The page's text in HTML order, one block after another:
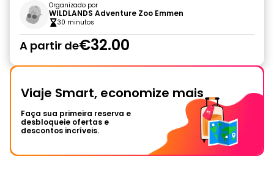
Organizado por
WILDLANDS Adventure Zoo Emmen
30 minutos
A partir de€32.00
Viaje Smart, economize mais
Faça sua primeira reserva e
desbloqueie ofertas e
descontos incríveis.